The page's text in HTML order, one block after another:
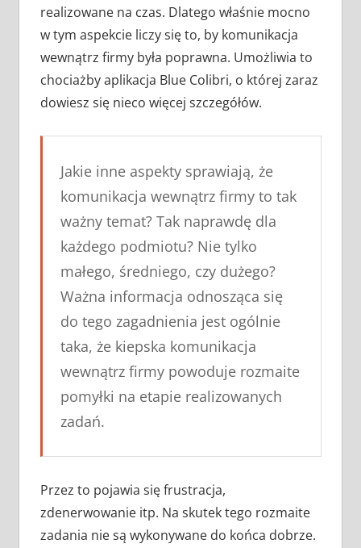
realizowane na czas. Dlatego właśnie mocno
w tym aspekcie liczy się to, by komunikacja
wewnątrz firmy była poprawna. Umożliwia to
chociażby aplikacja Blue Colibri, o której zaraz
dowiesz się nieco więcej szczegółów.
Jakie inne aspekty sprawiają, że
komunikacja wewnątrz firmy to tak
ważny temat? Tak naprawdę dla
każdego podmiotu? Nie tylko
małego, średniego, czy dużego?
Ważna informacja odnosząca się
do tego zagadnienia jest ogólnie
taka, że kiepska komunikacja
wewnątrz firmy powoduje rozmaite
pomyłki na etapie realizowanych
zadań.
Przez to pojawia się frustracja,
zdenerwowanie itp. Na skutek tego rozmaite
zadania nie są wykonywane do końca dobrze.